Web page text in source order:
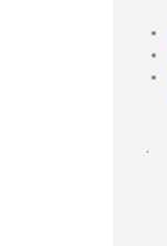
.